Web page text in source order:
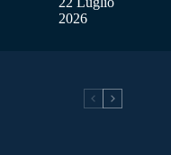
2026